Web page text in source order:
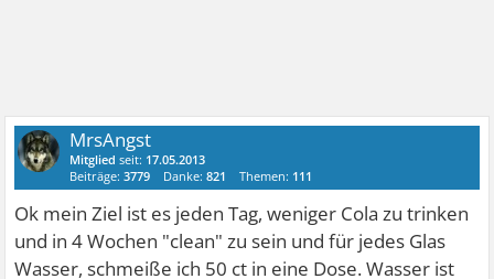
MrsAngst
Mitglied seit: 17.05.2013
Beiträge:3779 Danke:821 Themen: 111
Ok mein Ziel ist es jeden Tag, weniger Cola zu trinken
und in 4 Wochen "clean" zu sein und für jedes Glas
Wasser, schmeiße ich 50 ct in eine Dose. Wasser ist